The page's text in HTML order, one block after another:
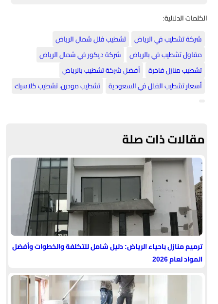
الكلمات الدلالية:
شركة تشطيب في الرياض
​تشطيب فلل شمال الرياض
​مقاول تشطيب في بالرياض
شركة ديكور في شمال الرياض
​تشطيب منازل فاخرة
​أفضل شركة تشطيب بالرياض
​أسعار تشطيب الفلل في السعودية
​تشطيب مودرن، تشطيب كلاسيك
مقالات ذات صلة
ترميم منازل باحياء الرياض: دليل شامل للتكلفة والخطوات وأفضل
المواد لعام 2026